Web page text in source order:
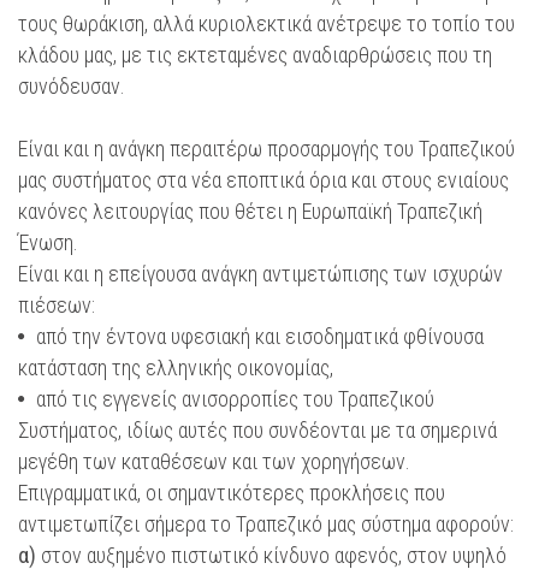
τους θωράκιση, αλλά κυριολεκτικά ανέτρεψε το τοπίο του
κλάδου μας, με τις εκτεταμένες αναδιαρθρώσεις που τη
συνόδευσαν.
Είναι και η ανάγκη περαιτέρω προσαρμογής του Τραπεζικού
μας συστήματος στα νέα εποπτικά όρια και στους ενιαίους
κανόνες λειτουργίας που θέτει η Ευρωπαϊκή Τραπεζική
Ένωση.
Είναι και η επείγουσα ανάγκη αντιμετώπισης των ισχυρών
πιέσεων:
από την έντονα υφεσιακή και εισοδηματικά φθίνουσα
κατάσταση της ελληνικής οικονομίας,
από τις εγγενείς ανισορροπίες του Τραπεζικού
Συστήματος, ιδίως αυτές που συνδέονται με τα σημερινά
μεγέθη των καταθέσεων και των χορηγήσεων.
Επιγραμματικά, οι σημαντικότερες προκλήσεις που
αντιμετωπίζει σήμερα το Τραπεζικό μας σύστημα αφορούν:
α) στον αυξημένο πιστωτικό κίνδυνο αφενός, στον υψηλό